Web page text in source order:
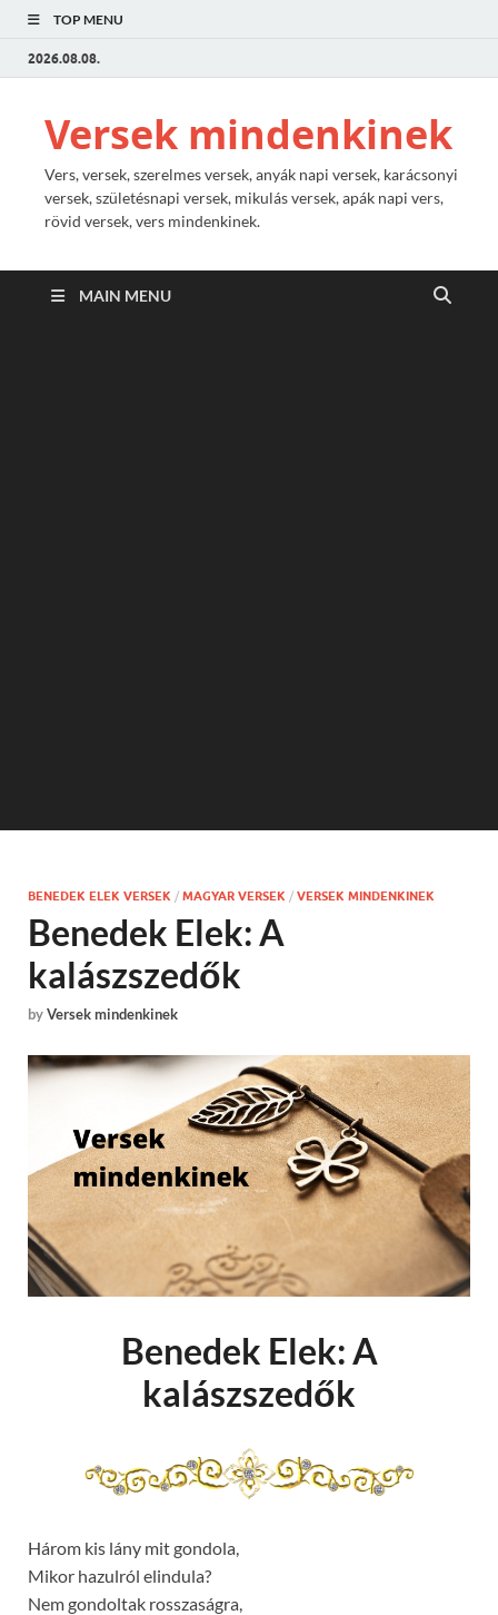
TOP MENU
2026.08.08.
Versek mindenkinek
Vers, versek, szerelmes versek, anyák napi versek, karácsonyi
versek, születésnapi versek, mikulás versek, apák napi vers,
rövid versek, vers mindenkinek.
MAIN MENU
BENEDEK ELEK VERSEK / MAGYAR VERSEK / VERSEK MINDENKINEK
Benedek Elek: A
kalászszedők
byVersek mindenkinek
Benedek Elek: A
kalászszedők
Három kis lány mit gondola,
Mikor hazulról elindula?
Nem gondoltak rosszaságra,